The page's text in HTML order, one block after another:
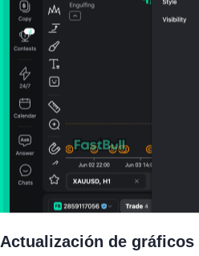
Actualización de gráficos